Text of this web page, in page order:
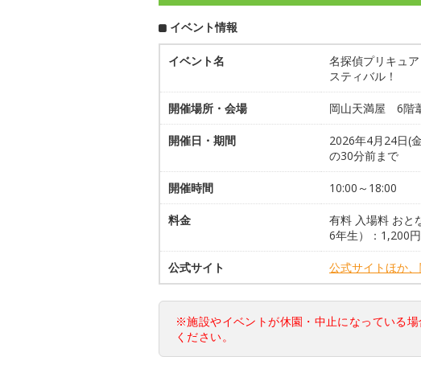
イベント情報
イベント名
名探偵プリキュ
スティバル！
開催場所・会場 岡山天満屋 6階
開催日・期間
2026年4月24日(
の30分前まで
開催時間 10:00～18:00
料金
有料 入場料 おと
6年生）：1,200
公式サイト 公式サイトほか
※施設やイベントが休園・中止になっている
ください。